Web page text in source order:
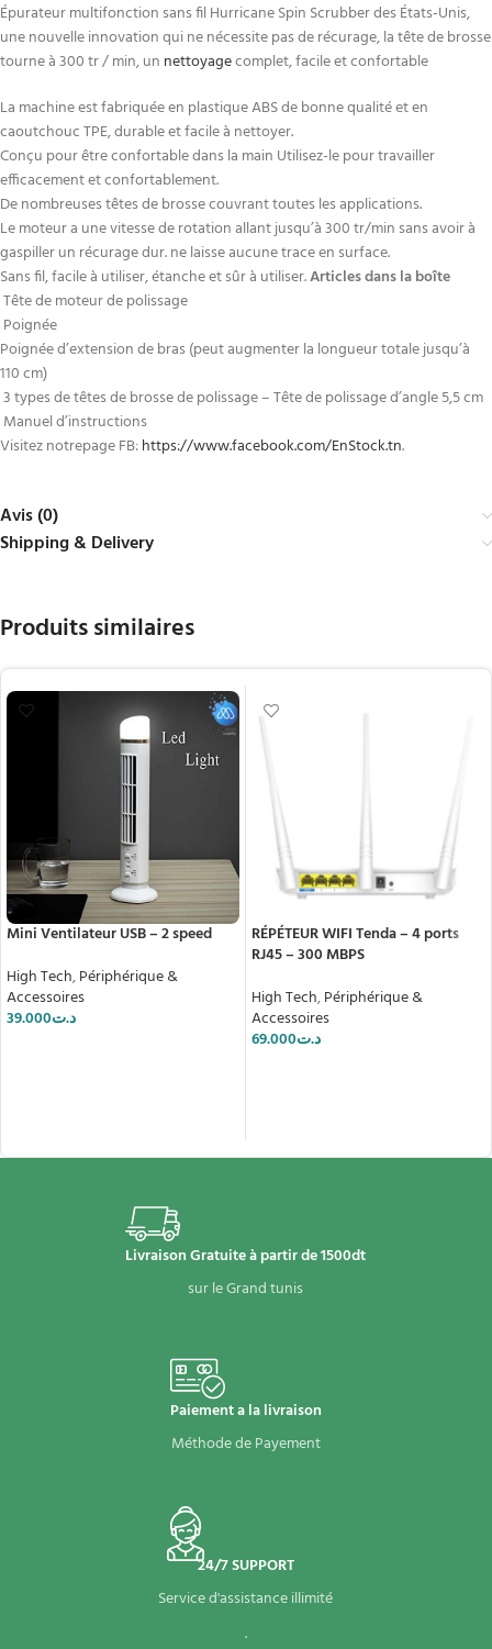
Épurateur multifonction sans fil Hurricane Spin Scrubber des États-Unis,
unenouvelle innovation qui ne nécessite pas de récurage, la tête de brosse
tourne à 300 tr / min, un nettoyagecomplet, facile et confortable
La machine est fabriquée en plastique ABS de bonne qualité et en
caoutchouc TPE, durable et facile à nettoyer.
Conçu pour être confortable dans la main Utilisez-le pour travailler
efficacement et confortablement.
De nombreuses têtes de brosse couvrant toutes les applications.
Le moteur a une vitesse de rotation allant jusqu’à 300 tr/min sans avoir à
gaspiller un récurage dur. ne laisse aucune trace en surface.
Sans fil, facile à utiliser, étanche et sûr à utiliser.Articles dans la boîte
Tête de moteur de polissage
Poignée
Poignée d’extension de bras (peut augmenter la longueur totale jusqu’à
110 cm)
3 types de têtes de brosse de polissage – Tête de polissage d’angle 5,5 cm
Manuel d’instructions
Visitez notrepage FB:https://www.facebook.com/EnStock.tn.
Avis (0)
Shipping & Delivery
Produits similaires
Mini Ventilateur USB – 2 speed
High Tech,Périphérique &
Accessoires
د.ت39.000
RÉPÉTEUR WIFI Tenda – 4 ports
RJ45 – 300 MBPS
High Tech,Périphérique &
Accessoires
د.ت69.000
Livraison Gratuite à partir de 1500dt
sur le Grand tunis
Paiement a la livraison
Méthode de Payement
24/7 SUPPORT
Service d'assistance illimité
.